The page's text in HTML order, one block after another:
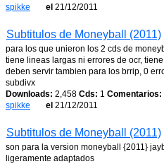
spikke
el 21/12/2011
Subtitulos de Moneyball (2011)
para los que unieron los 2 cds de
tiene lineas largas ni errores de ocr,
deben servir tambien para los brrip, 0
subdivx
Downloads: 2,458 Cds: 1 Comentarios:
spikke
el 21/12/2011
Subtitulos de Moneyball (2011)
son para la version moneyball {2011}
ligeramente adaptados